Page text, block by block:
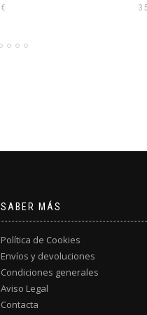
€
SABER MÁS
Política de Cookies
Envíos y devoluciones
Condiciones generales
Aviso Legal
Contacta